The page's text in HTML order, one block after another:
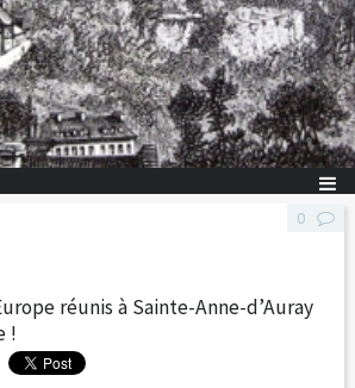
réunis à Sainte-Anne-d’Auray
!
0